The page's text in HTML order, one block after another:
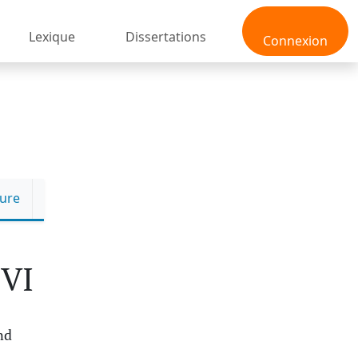
Connexion
Lexique Dissertations